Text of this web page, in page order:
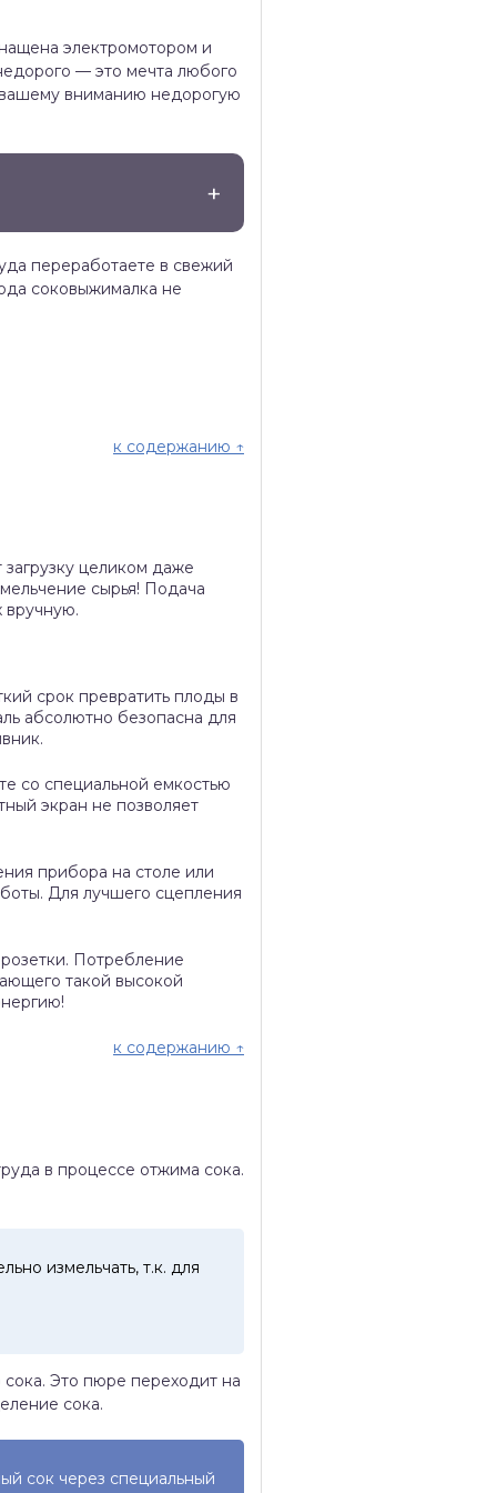
электромотором и
— это мечта любого
вниманию недорогую
переработаете в свежий
соковыжималка не
к содержанию ↑
целиком даже
сырья! Подача
вручную.
срок превратить плоды в
абсолютно безопасна для
со специальной емкостью
экран не позволяет
прибора на столе или
Для лучшего сцепления
Потребление
такой высокой
к содержанию ↑
в процессе отжима сока.
измельчать, т.к. для
Это пюре переходит на
сока.
сок через специальный